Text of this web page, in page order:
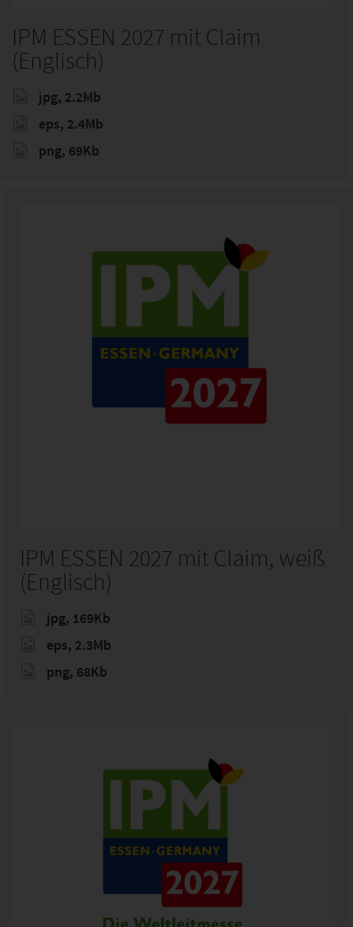
IPM ESSEN 2027 mit Claim
(Englisch)
jpg, 2.2Mb
eps, 2.4Mb
png, 69Kb
IPM ESSEN 2027 mit Claim, weiß
(Englisch)
jpg, 169Kb
eps, 2.3Mb
png, 68Kb